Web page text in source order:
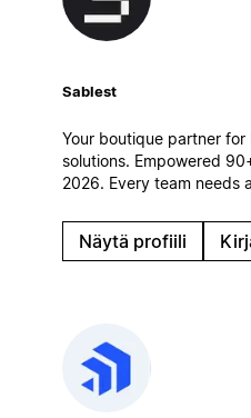
Sablest
Your boutique partner
solutions. Empowered 90+ diverse clients in 2023-
2026. Every team needs
collaborate and build a
tailored to your unique
Näytä profiili